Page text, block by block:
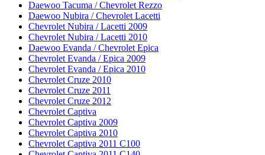
Daewoo Tacuma / Chevrolet Rezzo
Daewoo Nubira / Chevrolet Lacetti
Chevrolet Nubira / Lacetti 2009
Chevrolet Nubira / Lacetti 2010
Daewoo Evanda / Chevrolet Epica
Chevrolet Evanda / Epica 2009
Chevrolet Evanda / Epica 2010
Chevrolet Cruze 2010
Chevrolet Cruze 2011
Chevrolet Cruze 2012
Chevrolet Captiva
Chevrolet Captiva 2009
Chevrolet Captiva 2010
Chevrolet Captiva 2011 C100